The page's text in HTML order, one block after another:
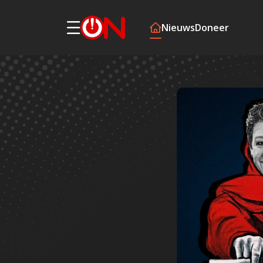
NieuwsDoneer